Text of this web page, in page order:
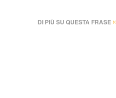
DI PIÙ SU QUESTA FRASE